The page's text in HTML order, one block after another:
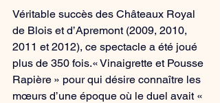
Véritable succès des Châteaux Royal
de Blois et d’Apremont (2009, 2010,
2011 et 2012), ce spectacle a été joué
plus de 350 fois.« Vinaigrette et Pousse
Rapière » pour qui désire connaître les
mœurs d’une époque où le duel avait «